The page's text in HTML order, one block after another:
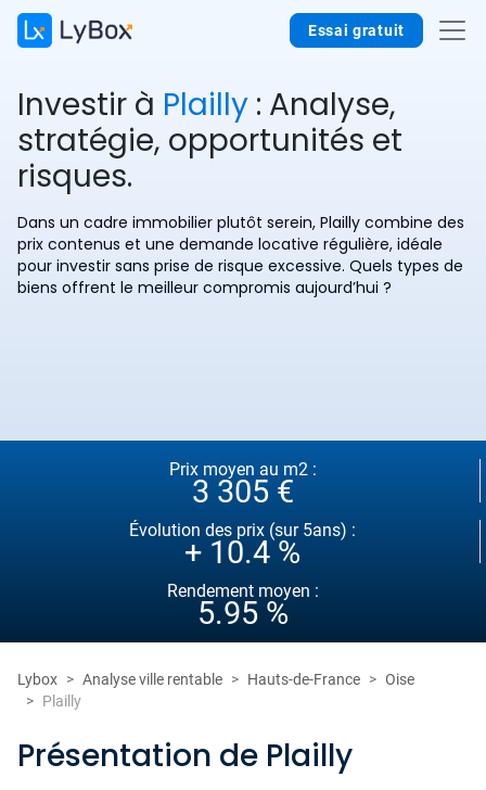
Essai gratuit
Investir à Plailly : Analyse,
stratégie, opportunités et
risques.
Dans un cadre immobilier plutôt serein, Plailly combine des
prix contenus et une demande locative régulière, idéale
pour investir sans prise de risque excessive. Quels types de
biens offrent le meilleur compromis aujourd’hui ?
Prix moyen au m2 :
3 305 €
Évolution des prix (sur 5ans) :
+ 10.4 %
Rendement moyen :
5.95 %
Lybox Analyse ville rentable Hauts-de-France
Oise
Plailly
Présentation de Plailly